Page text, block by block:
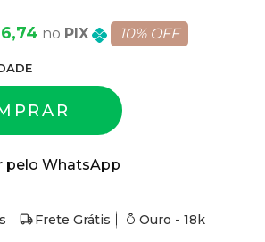
PIX 10% OFF
pelo WhatsApp
Frete Grátis Ouro - 18k